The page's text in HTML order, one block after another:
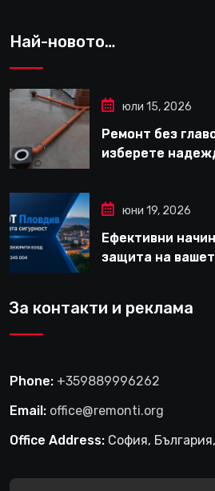
Най-новото…
юли 15, 2026
Ремонт без
изберете
юни 19, 2026
Ефективни
защита на
За контакти и реклама
Phone: +359889996262
Email: office@remonti.org
Office Address: София,